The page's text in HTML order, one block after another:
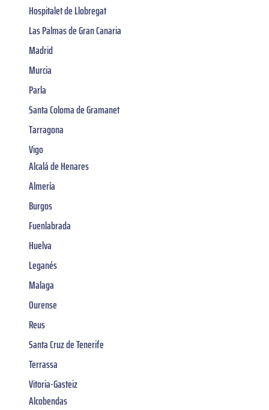
Hospitalet de Llobregat
Las Palmas de Gran Canaria
Madrid
Murcia
Parla
Santa Coloma de Gramanet
Tarragona
Vigo
Alcalá de Henares
Almería
Burgos
Fuenlabrada
Huelva
Leganés
Malaga
Ourense
Reus
Santa Cruz de Tenerife
Terrassa
Vitoria-Gasteiz
Alcobendas